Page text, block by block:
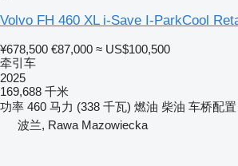
Volvo FH 460 XL i-Save I-ParkCool
¥678,500 €87,000 ≈ US$100,500
牵引车
2025
169,688 千米
功率 460 马力 (338 千瓦) 燃油 柴油 车桥配置
波兰, Rawa Mazowiecka